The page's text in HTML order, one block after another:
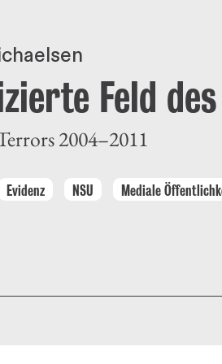
Feld
2004–2011
Evidenz NSU
Mediale